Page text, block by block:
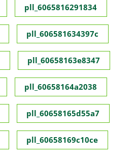
pll_6065816291834
pll_606581634397c
pll_60658163e8347
pll_60658164a2038
pll_60658165d55a7
pll_60658169c10ce